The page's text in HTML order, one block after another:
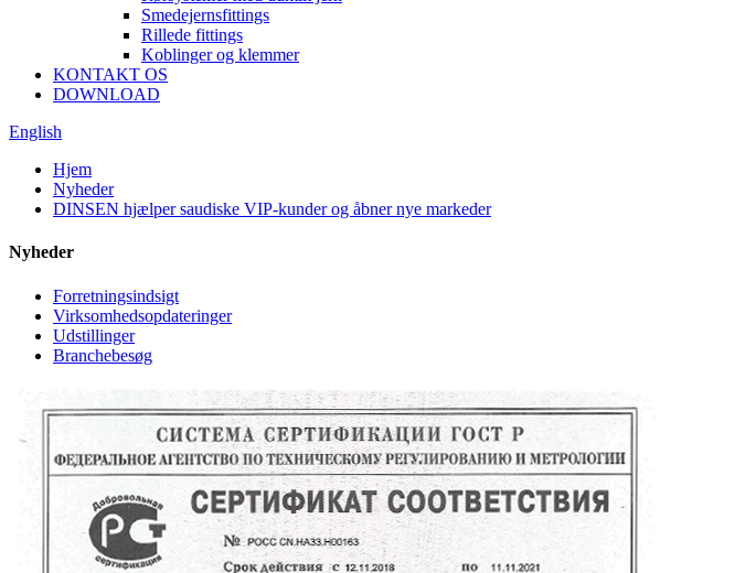
Smedejernsfittings
Rillede fittings
Koblinger og klemmer
KONTAKT OS
DOWNLOAD
English
Hjem
Nyheder
DINSEN hjælper saudiske VIP-kunder og åbner nye markeder
Nyheder
Forretningsindsigt
Virksomhedsopdateringer
Udstillinger
Branchebesøg